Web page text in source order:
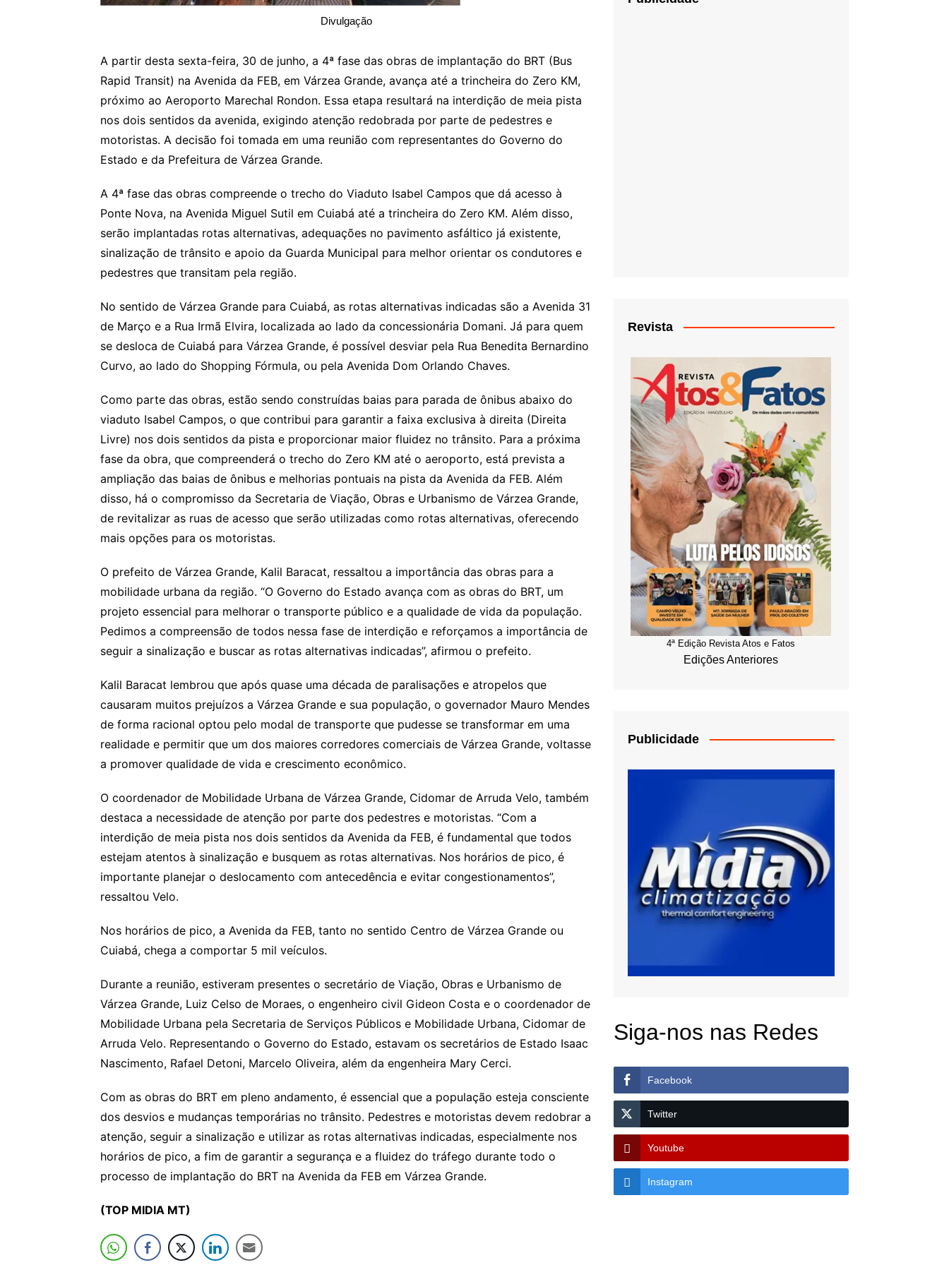
Divulgação
A partir desta sexta-feira, 30 de junho, a 4ª fase das obras de implantação do BRT (Bus
Rapid Transit) na Avenida da FEB, em Várzea Grande, avança até a trincheira do Zero KM,
próximo ao Aeroporto Marechal Rondon. Essa etapa resultará na interdição de meia pista
nos dois sentidos da avenida, exigindo atenção redobrada por parte de pedestres e
motoristas. A decisão foi tomada em uma reunião com representantes do Governo do
Estado e da Prefeitura de Várzea Grande.
A 4ª fase das obras compreende o trecho do Viaduto Isabel Campos que dá acesso à
Ponte Nova, na Avenida Miguel Sutil em Cuiabá até a trincheira do Zero KM. Além disso,
serão implantadas rotas alternativas, adequações no pavimento asfáltico já existente,
sinalização de trânsito e apoio da Guarda Municipal para melhor orientar os condutores e
pedestres que transitam pela região.
No sentido de Várzea Grande para Cuiabá, as rotas alternativas indicadas são a Avenida 31
de Março e a Rua Irmã Elvira, localizada ao lado da concessionária Domani. Já para quem
se desloca de Cuiabá para Várzea Grande, é possível desviar pela Rua Benedita Bernardino
Curvo, ao lado do Shopping Fórmula, ou pela Avenida Dom Orlando Chaves.
Como parte das obras, estão sendo construídas baias para parada de ônibus abaixo do
viaduto Isabel Campos, o que contribui para garantir a faixa exclusiva à direita (Direita
Livre) nos dois sentidos da pista e proporcionar maior fluidez no trânsito. Para a próxima
fase da obra, que compreenderá o trecho do Zero KM até o aeroporto, está prevista a
ampliação das baias de ônibus e melhorias pontuais na pista da Avenida da FEB. Além
disso, há o compromisso da Secretaria de Viação, Obras e Urbanismo de Várzea Grande,
de revitalizar as ruas de acesso que serão utilizadas como rotas alternativas, oferecendo
mais opções para os motoristas.
O prefeito de Várzea Grande, Kalil Baracat, ressaltou a importância das obras para a
mobilidade urbana da região. “O Governo do Estado avança com as obras do BRT, um
projeto essencial para melhorar o transporte público e a qualidade de vida da população.
Pedimos a compreensão de todos nessa fase de interdição e reforçamos a importância de
seguir a sinalização e buscar as rotas alternativas indicadas”, afirmou o prefeito.
Kalil Baracat lembrou que após quase uma década de paralisações e atropelos que
causaram muitos prejuízos a Várzea Grande e sua população, o governador Mauro Mendes
de forma racional optou pelo modal de transporte que pudesse se transformar em uma
realidade e permitir que um dos maiores corredores comerciais de Várzea Grande, voltasse
a promover qualidade de vida e crescimento econômico.
O coordenador de Mobilidade Urbana de Várzea Grande, Cidomar de Arruda Velo, também
destaca a necessidade de atenção por parte dos pedestres e motoristas. “Com a
interdição de meia pista nos dois sentidos da Avenida da FEB, é fundamental que todos
estejam atentos à sinalização e busquem as rotas alternativas. Nos horários de pico, é
importante planejar o deslocamento com antecedência e evitar congestionamentos”,
ressaltou Velo.
Nos horários de pico, a Avenida da FEB, tanto no sentido Centro de Várzea Grande ou
Cuiabá, chega a comportar 5 mil veículos.
Durante a reunião, estiveram presentes o secretário de Viação, Obras e Urbanismo de
Várzea Grande, Luiz Celso de Moraes, o engenheiro civil Gideon Costa e o coordenador de
Mobilidade Urbana pela Secretaria de Serviços Públicos e Mobilidade Urbana, Cidomar de
Arruda Velo. Representando o Governo do Estado, estavam os secretários de Estado Isaac
Nascimento, Rafael Detoni, Marcelo Oliveira, além da engenheira Mary Cerci.
Com as obras do BRT em pleno andamento, é essencial que a população esteja consciente
dos desvios e mudanças temporárias no trânsito. Pedestres e motoristas devem redobrar a
atenção, seguir a sinalização e utilizar as rotas alternativas indicadas, especialmente nos
horários de pico, a fim de garantir a segurança e a fluidez do tráfego durante todo o
processo de implantação do BRT na Avenida da FEB em Várzea Grande.
(TOP MIDIA MT)
Revista
4ª Edição Revista Atos e Fatos
Edições Anteriores
Publicidade
Siga-nos nas Redes
Facebook
Twitter
Youtube
Instagram